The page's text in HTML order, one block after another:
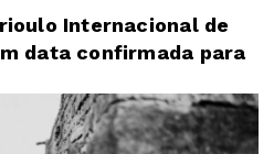
Internacional de
data confirmada para